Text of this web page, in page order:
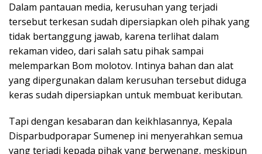
Dalam pantauan media, kerusuhan yang terjadi
tersebut terkesan sudah dipersiapkan oleh pihak yang
tidak bertanggung jawab, karena terlihat dalam
rekaman video, dari salah satu pihak sampai
melemparkan Bom molotov. Intinya bahan dan alat
yang dipergunakan dalam kerusuhan tersebut diduga
keras sudah dipersiapkan untuk membuat keributan.
Tapi dengan kesabaran dan keikhlasannya, Kepala
Disparbudporapar Sumenep ini menyerahkan semua
yang terjadi kepada pihak yang berwenang, meskipun